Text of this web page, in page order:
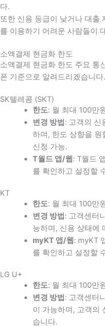
다.
또한 신용 등급이 낮거나 대출
를 이용하기 어려운 사람들이
소액결제 현금화 한도
소액결제 현금화 한도 주요 통
폰 기준으로 알려드리겠습니다.
SK텔레콤 (SKT)
한도: 월 최대 100만
변경 방법 : 고객의 신
하며, 한도 상향을 원
신청 가능.
T월드 앱/웹 : T월드
를 확인하고 설정할
KT
한도: 월 최대 100만
변경 방법 : 고객센터
능하며, 신용 상태에
myKT 앱/웹 : myKT
를 확인하고 설정할
LG U+
한도: 월 최대 100만
변경 방법 : 고객센터
이 가능하며, 고객의
습니다.